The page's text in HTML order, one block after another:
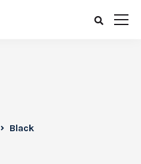
Black